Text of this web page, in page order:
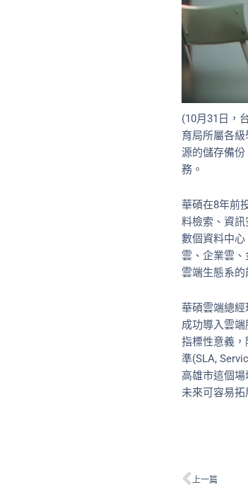
(10月31日，
育局所屬各
源的儲存備
務。
華碩在8年前
料檢索、資
數個資料中
雲、企業雲
雲端生態系的
華碩雲端總
成功導入雲
指標性意義
準(SLA,
高雄市這個
未來可容易拓
上一頁
上一篇